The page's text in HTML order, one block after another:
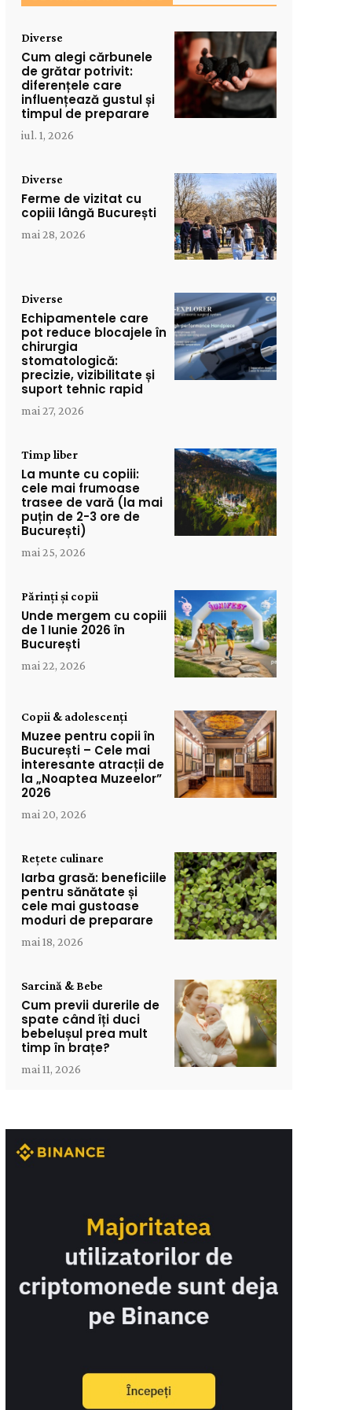
Diverse
Cum alegi cărbunele
de grătar potrivit:
diferențele care
influențează gustul și
timpul de preparare
iul. 1, 2026
Diverse
Ferme de vizitat cu
copiii lângă București
mai 28, 2026
Diverse
Echipamentele care
pot reduce blocajele în
chirurgia
stomatologică:
precizie, vizibilitate și
suport tehnic rapid
mai 27, 2026
Timp liber
La munte cu copiii:
cele mai frumoase
trasee de vară (la mai
puțin de 2-3 ore de
București)
mai 25, 2026
Părinți și copii
Unde mergem cu copiii
de 1 Iunie 2026 în
București
mai 22, 2026
Copii & adolescenți
Muzee pentru copii în
București – Cele mai
interesante atracții de
la „Noaptea Muzeelor”
2026
mai 20, 2026
Rețete culinare
Iarba grasă: beneficiile
pentru sănătate și
cele mai gustoase
moduri de preparare
mai 18, 2026
Sarcină & Bebe
Cum previi durerile de
spate când îți duci
bebelușul prea mult
timp în brațe?
mai 11, 2026